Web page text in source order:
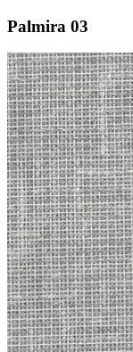
Palmira 03